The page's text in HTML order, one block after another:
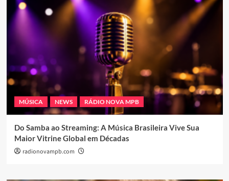
MÚSICA NEWS RÁDIO NOVA MPB
Do Samba ao Streaming: A Música Brasileira Vive Sua
Maior Vitrine Global em Décadas
radionovampb.com